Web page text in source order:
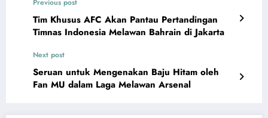
Previous post
Tim Khusus AFC Akan Pantau Pertandingan
Timnas Indonesia Melawan Bahrain di Jakarta
Next post
Seruan untuk Mengenakan Baju Hitam oleh
Fan MU dalam Laga Melawan Arsenal